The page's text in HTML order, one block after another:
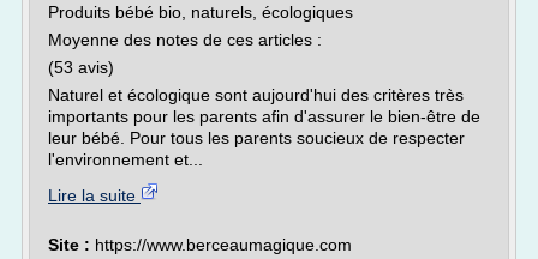
Produits bébé bio, naturels, écologiques
Moyenne des notes de ces articles :
(53 avis)
Naturel et écologique sont aujourd'hui des critères très
importants pour les parents afin d'assurer le bien-être de
leur bébé. Pour tous les parents soucieux de respecter
l'environnement et...
Lire la suite
Site : https://www.berceaumagique.com